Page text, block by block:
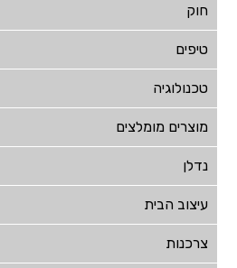
חוק
טיפים
טכנולוגיה
מוצרים מומלצים
נדלן
עיצוב הבית
צרכנות